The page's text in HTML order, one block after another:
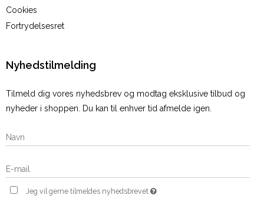
Cookies
Fortrydelsesret
Nyhedstilmelding
Tilmeld dig vores nyhedsbrev og modtag eksklusive tilbud og
nyheder i shoppen. Du kan til enhver tid afmelde igen.
Jeg vil gerne tilmeldes nyhedsbrevet